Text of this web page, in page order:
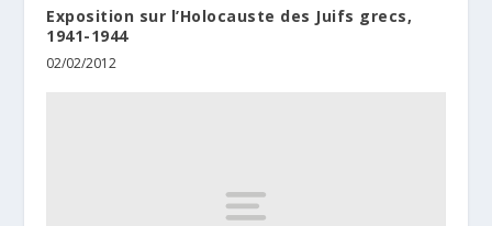
Exposition sur l’Holocauste des Juifs grecs,
1941-1944
02/02/2012